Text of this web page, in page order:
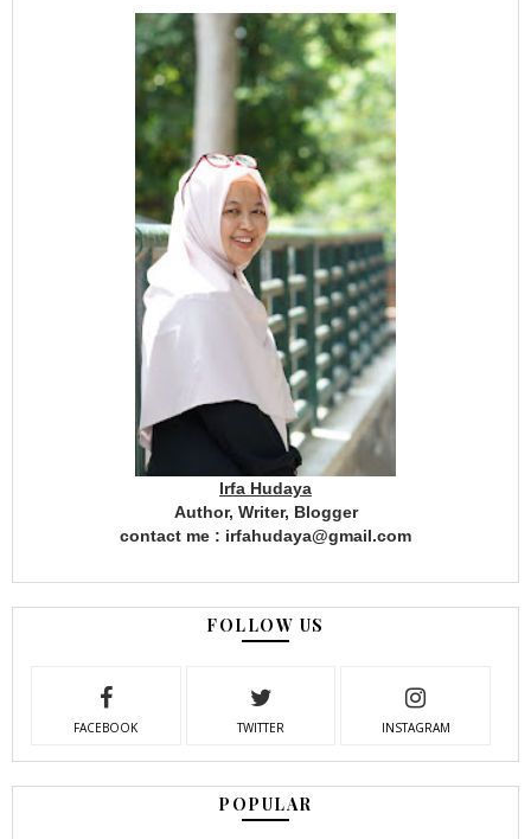
Irfa Hudaya
Author, Writer, Blogger
contact me : irfahudaya@gmail.com
FOLLOW US
FACEBOOK TWITTER INSTAGRAM
POPULAR